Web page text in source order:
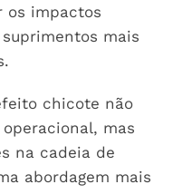
os impactos
mais
chicote não
mas
na cadeia de
abordagem mais